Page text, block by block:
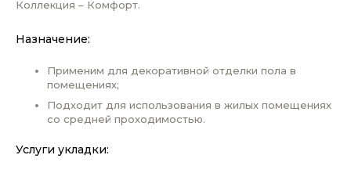
Коллекция – Комфорт.
Назначение:
Применим для декоративной отделки пола в
помещениях;
Подходит для использования в жилых помещениях
со средней проходимостью.
Услуги укладки: